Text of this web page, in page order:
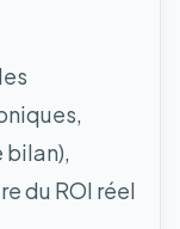
bilan),
du ROI réel